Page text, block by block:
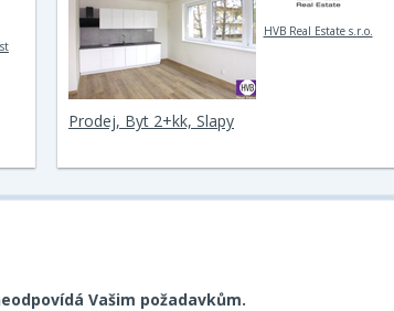
HVB Real Estate s.r.o.
Prodej, Byt 2+kk, Slapy
Vašim požadavkům.